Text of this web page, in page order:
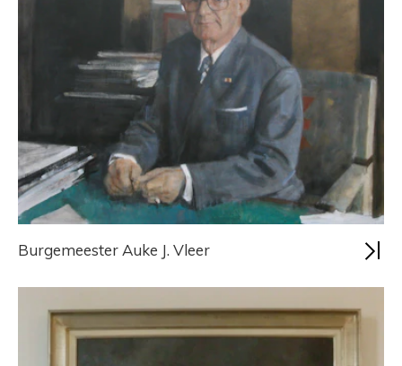
Burgemeester Auke J. Vleer